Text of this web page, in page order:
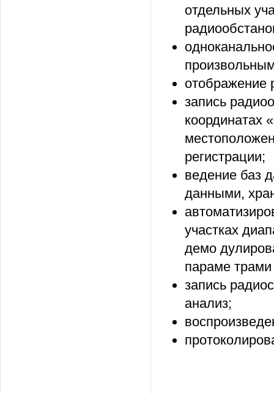
отдель­ных
отображение
запись
координатах
регистрации;
ведение баз
данными,
участках
демо
параме трами
запись
анализ;